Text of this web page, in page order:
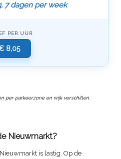
7 dagen per week
PER UUR
8,05
per parkeerzone en wijk verschillen.
Nieuwmarkt?
is lastig. Op de